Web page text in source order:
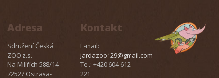
Adresa
Sdružení Česká
ZOO z.s.
Na Milířích 588/14
72527 Ostrava-
Kontakt
E-mail:
jardazoo129@gmail.com
Tel.: +420 604 612
221